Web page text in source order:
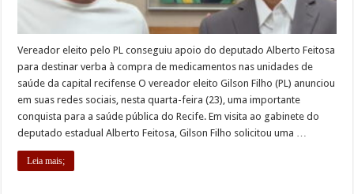
Vereador eleito pelo PL conseguiu apoio do deputado Alberto Feitosa
para destinar verba à compra de medicamentos nas unidades de
saúde da capital recifense O vereador eleito Gilson Filho (PL) anunciou
em suas redes sociais, nesta quarta-feira (23), uma importante
conquista para a saúde pública do Recife. Em visita ao gabinete do
deputado estadual Alberto Feitosa, Gilson Filho solicitou uma …
Leia mais;